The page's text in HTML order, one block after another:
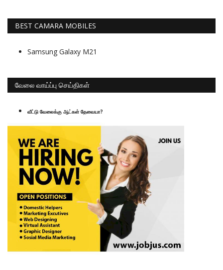
BEST CAMARA MOBILES
Samsung Galaxy M21
வேலை வாய்ப்பு செய்திகள்
வீட்டு வேலைக்கு ஆட்கள் தேவையா?